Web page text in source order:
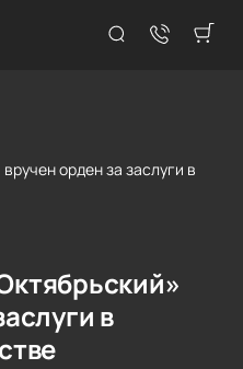
орден за заслуги в
в